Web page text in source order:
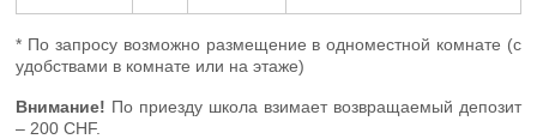
* По запросу возможно размещение в одноместной комнате (с
удобствами в комнате или на этаже)
Внимание! По приезду школа взимает возвращаемый депозит
– 200 CHF.